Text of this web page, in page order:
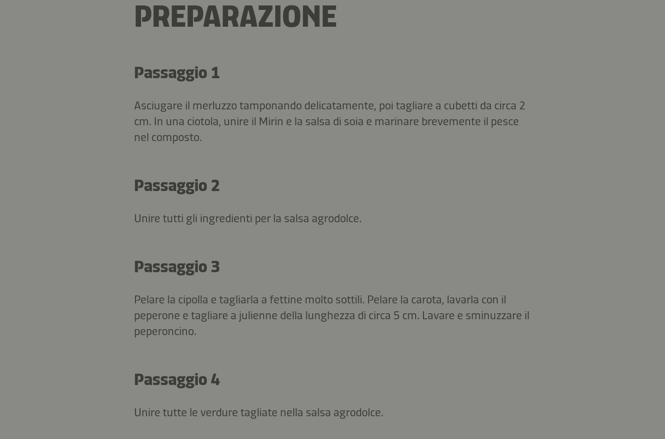
PREPARAZIONE
Passaggio 1
Asciugare il merluzzo tamponando delicatamente, poi tagliare a cubetti da circa 2
cm. In una ciotola, unire il Mirin e la salsa di soia e marinare brevemente il pesce
nel composto.
Passaggio 2
Unire tutti gli ingredienti per la salsa agrodolce.
Passaggio 3
Pelare la cipolla e tagliarla a fettine molto sottili. Pelare la carota, lavarla con il
peperone e tagliare a julienne della lunghezza di circa 5 cm. Lavare e sminuzzare il
peperoncino.
Passaggio 4
Unire tutte le verdure tagliate nella salsa agrodolce.